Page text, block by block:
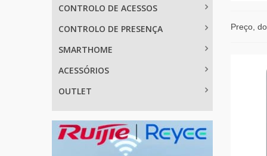
CONTROLO DE ACESSOS
CONTROLO DE PRESENÇA
SMARTHOME
ACESSÓRIOS
OUTLET
Preço,